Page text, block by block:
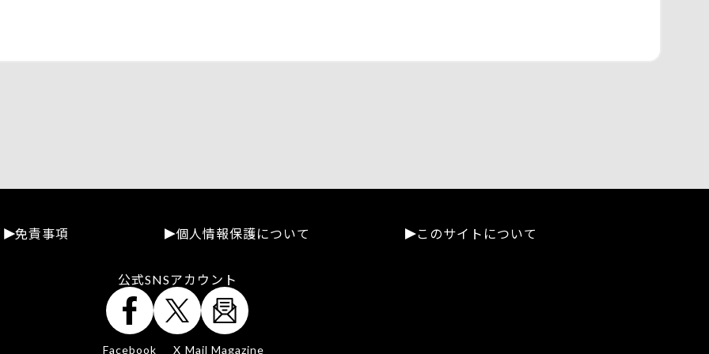
免責事項 個人情報保護について このサイトについて
公式SNSアカウント
Facebook X Mail Magazine